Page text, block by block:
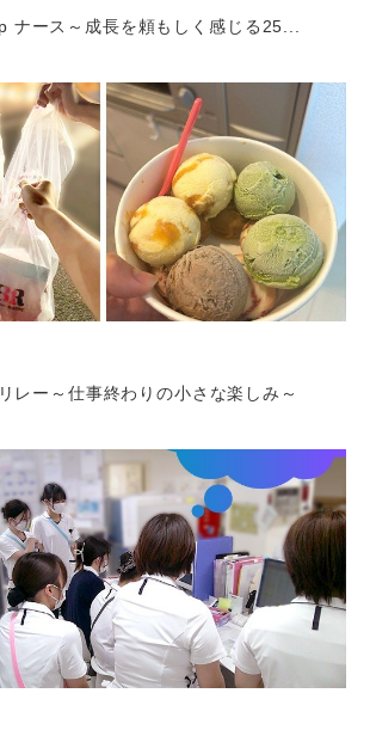
ース～成長を頼もしく感じる25...
ー～仕事終わりの小さな楽しみ～